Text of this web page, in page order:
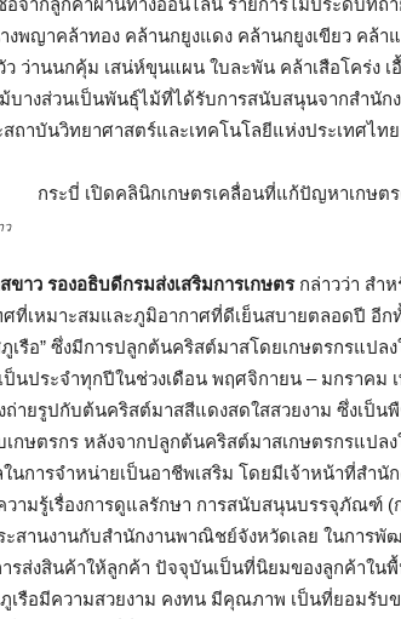
อจากลูกค้าผ่านทางออนไลน์ รายการไม้ประดับที่ถ่
งพญาคล้าทอง คล้านกยูงแดง คล้านกยูงเขียว คล้า
ว ว่านนกคุ้ม เสน่ห์ขุนแผน ใบละพัน คล้าเสือโคร่ง
บางส่วนเป็นพันธุ์ไม้ที่ได้รับการสนับสนุนจากสำนักง
สถาบันวิทยาศาสตร์และเทคโนโลยีแห่งประเทศไทย
ว
ขาว รองอธิบดีกรมส่งเสริมการเกษตรกล่าวว่า สำ
ศที่เหมาะสมและภูมิอากาศที่ดีเย็นสบายตลอดปี อีก
เรือ” ซึ่งมีการปลูกต้นคริสต์มาสโดยเกษตรกรแปล
นประจำทุกปีในช่วงเดือน พฤศจิกายน – มกราคม
ถ่ายรูปกับต้นคริสต์มาสสีแดงสดใสสวยงาม ซึ่งเป็
กษตรกร หลังจากปลูกต้นคริสต์มาสเกษตรกรแป
นการจำหน่ายเป็นอาชีพเสริม โดยมีเจ้าหน้าที่สำนั
ามรู้เรื่องการดูแลรักษา การสนับสนุนบรรจุภัณฑ์ (
ะสานงานกับสำนักงานพาณิชย์จังหวัดเลย ในการพั
ส่งสินค้าให้ลูกค้า ปัจจุบันเป็นที่นิยมของลูกค้าใน
เรือมีความสวยงาม คงทน มีคุณภาพ เป็นที่ยอมรับ